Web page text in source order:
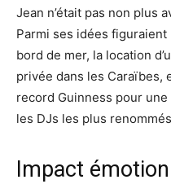
Jean n’était pas non plus
Parmi ses idées figuraient
bord de mer, la location
privée dans les Caraïbes,
record Guinness pour
les DJs les plus
Impact